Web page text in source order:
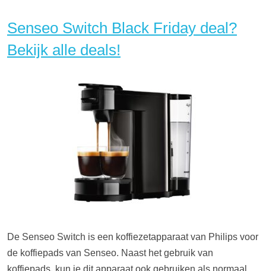
Senseo Switch Black Friday deal?
Bekijk alle deals!
De Senseo Switch is een koffiezetapparaat van Philips voor
de koffiepads van Senseo. Naast het gebruik van
koffiepads, kun je dit apparaat ook gebruiken als normaal